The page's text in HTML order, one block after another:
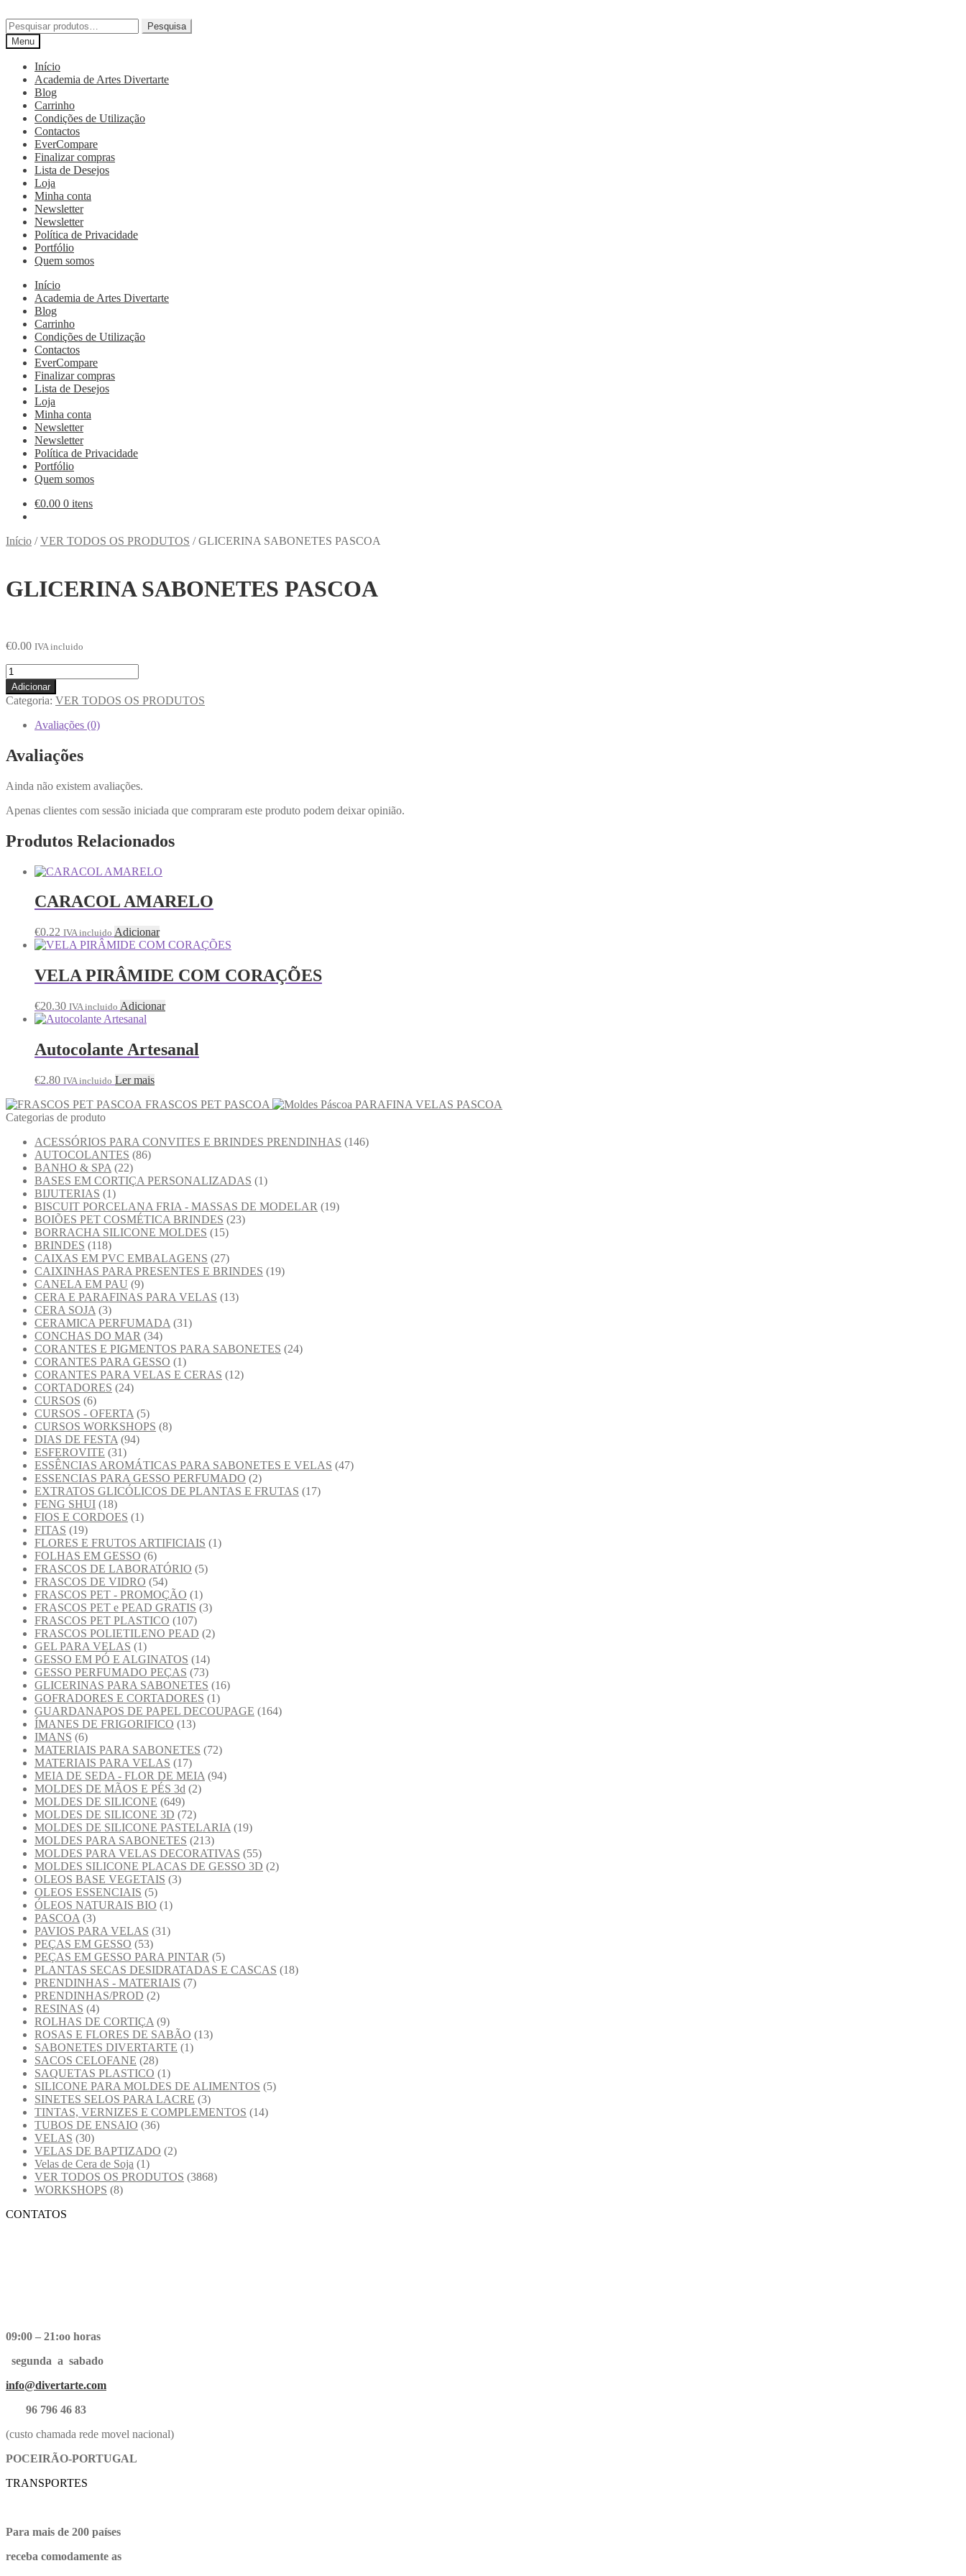
Pesquisa
Menu
Início
Academia de Artes Divertarte
Blog
Carrinho
Condições de Utilização
Contactos
EverCompare
Finalizar compras
Lista de Desejos
Loja
Minha conta
Newsletter
Newsletter
Política de Privacidade
Portfólio
Quem somos
Início
Academia de Artes Divertarte
Blog
Carrinho
Condições de Utilização
Contactos
EverCompare
Finalizar compras
Lista de Desejos
Loja
Minha conta
Newsletter
Newsletter
Política de Privacidade
Portfólio
Quem somos
€0.00 0 itens
Início /VER TODOS OS PRODUTOS /GLICERINA SABONETES PASCOA
GLICERINA SABONETES PASCOA
€0.00 IVA incluido
Adicionar
Categoria: VER TODOS OS PRODUTOS
Avaliações (0)
Avaliações
Ainda não existem avaliações.
Apenas clientes com sessão iniciada que compraram este produto podem deixar opinião.
Produtos Relacionados
CARACOL AMARELO
€0.22 IVA incluido Adicionar
VELA PIRÂMIDE COM CORAÇÕES
€20.30 IVA incluido Adicionar
Autocolante Artesanal
€2.80 IVA incluido Ler mais
FRASCOS PET PASCOA
PARAFINA VELAS PASCOA
Categorias de produto
ACESSÓRIOS PARA CONVITES E BRINDES PRENDINHAS (146)
AUTOCOLANTES (86)
BANHO & SPA (22)
BASES EM CORTIÇA PERSONALIZADAS (1)
BIJUTERIAS (1)
BISCUIT PORCELANA FRIA - MASSAS DE MODELAR (19)
BOIÕES PET COSMÉTICA BRINDES (23)
BORRACHA SILICONE MOLDES (15)
BRINDES (118)
CAIXAS EM PVC EMBALAGENS (27)
CAIXINHAS PARA PRESENTES E BRINDES (19)
CANELA EM PAU (9)
CERA E PARAFINAS PARA VELAS (13)
CERA SOJA (3)
CERAMICA PERFUMADA (31)
CONCHAS DO MAR (34)
CORANTES E PIGMENTOS PARA SABONETES (24)
CORANTES PARA GESSO (1)
CORANTES PARA VELAS E CERAS (12)
CORTADORES (24)
CURSOS (6)
CURSOS - OFERTA (5)
CURSOS WORKSHOPS (8)
DIAS DE FESTA (94)
ESFEROVITE (31)
ESSÊNCIAS AROMÁTICAS PARA SABONETES E VELAS (47)
ESSENCIAS PARA GESSO PERFUMADO (2)
EXTRATOS GLICÓLICOS DE PLANTAS E FRUTAS (17)
FENG SHUI (18)
FIOS E CORDOES (1)
FITAS (19)
FLORES E FRUTOS ARTIFICIAIS (1)
FOLHAS EM GESSO (6)
FRASCOS DE LABORATÓRIO (5)
FRASCOS DE VIDRO (54)
FRASCOS PET - PROMOÇÃO (1)
FRASCOS PET e PEAD GRATIS (3)
FRASCOS PET PLASTICO (107)
FRASCOS POLIETILENO PEAD (2)
GEL PARA VELAS (1)
GESSO EM PÓ E ALGINATOS (14)
GESSO PERFUMADO PEÇAS (73)
GLICERINAS PARA SABONETES (16)
GOFRADORES E CORTADORES (1)
GUARDANAPOS DE PAPEL DECOUPAGE (164)
ÍMANES DE FRIGORIFICO (13)
IMANS (6)
MATERIAIS PARA SABONETES (72)
MATERIAIS PARA VELAS (17)
MEIA DE SEDA - FLOR DE MEIA (94)
MOLDES DE MÃOS E PÉS 3d (2)
MOLDES DE SILICONE (649)
MOLDES DE SILICONE 3D (72)
MOLDES DE SILICONE PASTELARIA (19)
MOLDES PARA SABONETES (213)
MOLDES PARA VELAS DECORATIVAS (55)
MOLDES SILICONE PLACAS DE GESSO 3D (2)
OLEOS BASE VEGETAIS (3)
OLEOS ESSENCIAIS (5)
ÓLEOS NATURAIS BIO (1)
PASCOA (3)
PAVIOS PARA VELAS (31)
PEÇAS EM GESSO (53)
PEÇAS EM GESSO PARA PINTAR (5)
PLANTAS SECAS DESIDRATADAS E CASCAS (18)
PRENDINHAS - MATERIAIS (7)
PRENDINHAS/PROD (2)
RESINAS (4)
ROLHAS DE CORTIÇA (9)
ROSAS E FLORES DE SABÃO (13)
SABONETES DIVERTARTE (1)
SACOS CELOFANE (28)
SAQUETAS PLASTICO (1)
SILICONE PARA MOLDES DE ALIMENTOS (5)
SINETES SELOS PARA LACRE (3)
TINTAS, VERNIZES E COMPLEMENTOS (14)
TUBOS DE ENSAIO (36)
VELAS (30)
VELAS DE BAPTIZADO (2)
Velas de Cera de Soja (1)
VER TODOS OS PRODUTOS (3868)
WORKSHOPS (8)
CONTATOS
09:00 – 21:oo horas
segunda a sabado
info@divertarte.com
96 796 46 83
(custo chamada rede movel nacional)
POCEIRÃO-PORTUGAL
TRANSPORTES
Para mais de 200 países
receba comodamente as